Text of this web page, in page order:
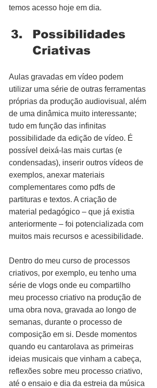
temos acesso hoje em dia.
Possibilidades
Criativas
Aulas gravadas em vídeo podem
utilizar uma série de outras ferramentas
próprias da produção audiovisual, além
de uma dinâmica muito interessante;
tudo em função das infinitas
possibilidade da edição de vídeo. É
possível deixá-las mais curtas (e
condensadas), inserir outros vídeos de
exemplos, anexar materiais
complementares como pdfs de
partituras e textos. A criação de
material pedagógico – que já existia
anteriormente – foi potencializada com
muitos mais recursos e acessibilidade.
Dentro do meu curso de processos
criativos, por exemplo, eu tenho uma
série de vlogs onde eu compartilho
meu processo criativo na produção de
uma obra nova, gravada ao longo de
semanas, durante o processo de
composição em si. Desde momentos
quando eu cantarolava as primeiras
ideias musicais que vinham a cabeça,
reflexões sobre meu processo criativo,
até o ensaio e dia da estreia da música